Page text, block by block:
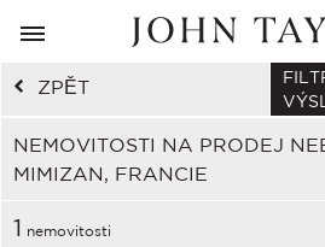
ZPĚT
NEMOVITOSTI NA PRODEJ
MIMIZAN, FRANCIE
1 nemovitosti